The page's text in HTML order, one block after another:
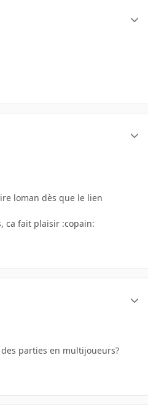
loman dès que le lien
ca fait plaisir :copain:
parties en multijoueurs?